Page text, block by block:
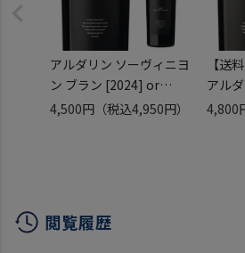
アルダリン ソーヴィニヨ
ン ブラン [2024] or
[2025] 750ml
4,500円 （税込4,950円）
【送
アル
ブラ
4,800
閲覧履歴